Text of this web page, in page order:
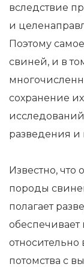
вследствие
и
Поэтому
свиней, и в
сохранение
разведения и
Известно,
породы
полагает
обеспечивает
относительно
потомства с